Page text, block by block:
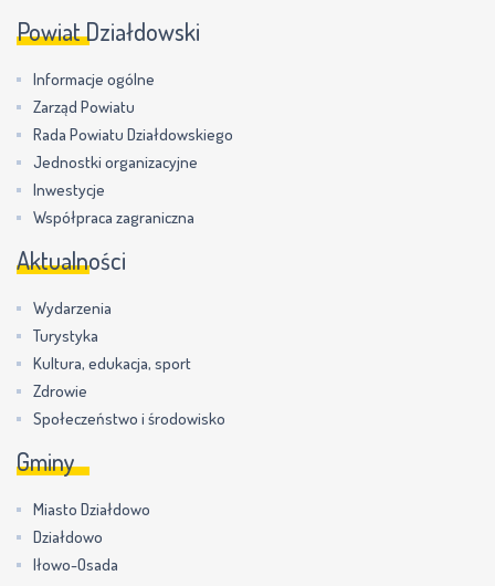
Powiat Działdowski
Informacje ogólne
Zarząd Powiatu
Rada Powiatu Działdowskiego
Jednostki organizacyjne
Inwestycje
Współpraca zagraniczna
Aktualności
Wydarzenia
Turystyka
Kultura, edukacja, sport
Zdrowie
Społeczeństwo i środowisko
Gminy
Miasto Działdowo
Działdowo
Iłowo-Osada